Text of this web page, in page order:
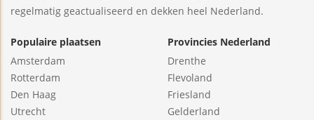
regelmatig geactualiseerd en dekken heel Nederland.
Populaire plaatsen
Amsterdam
Rotterdam
Den Haag
Utrecht
Provincies Nederland
Drenthe
Flevoland
Friesland
Gelderland